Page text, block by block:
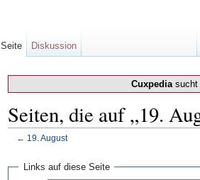
Cuxpediasucht
Seiten, die auf „19.
← 19. August
Links auf diese Seite
Seite Diskussion